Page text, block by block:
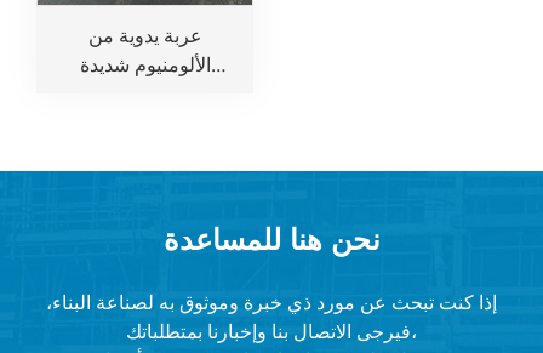
عربة يدوية من
الألومنيوم شديدة
نحن هنا للمساعدة
إذا كنت تبحث عن مورد ذي خبرة وموثوق به لصناعة البناء،
فيرجى الاتصال بنا وإخبارنا بمتطلباتك،